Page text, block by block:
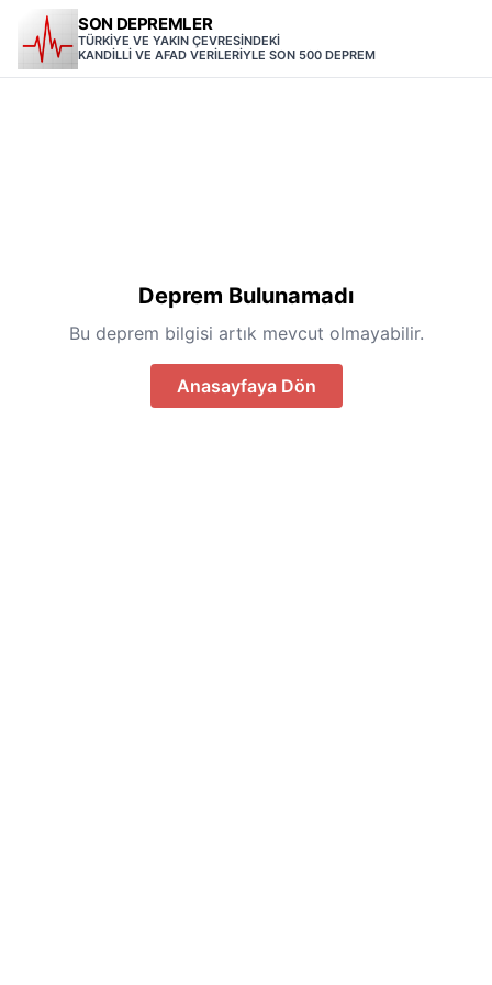
SON DEPREMLER
TÜRKİYE VE YAKIN ÇEVRESİNDEKİ
KANDİLLİ VE AFAD VERİLERİYLE SON 500 DEPREM
Deprem Bulunamadı
Bu deprem bilgisi artık mevcut olmayabilir.
Anasayfaya Dön